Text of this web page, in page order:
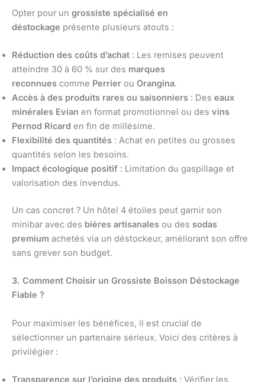
Opter pour un grossiste spécialisé en
déstockage présente plusieurs atouts :
Réduction des coûts d’achat : Les remises peuvent
atteindre 30 à 60 % sur des marques
reconnues comme Perrier ou Orangina.
Accès à des produits rares ou saisonniers : Des eaux
minérales Evian en format promotionnel ou des vins
Pernod Ricard en fin de millésime.
Flexibilité des quantités : Achat en petites ou grosses
quantités selon les besoins.
Impact écologique positif : Limitation du gaspillage et
valorisation des invendus.
Un cas concret ? Un hôtel 4 étoiles peut garnir son
minibar avec des bières artisanales ou des sodas
premium achetés via un déstockeur, améliorant son offre
sans grever son budget.
3. Comment Choisir un Grossiste Boisson Déstockage
Fiable ?
Pour maximiser les bénéfices, il est crucial de
sélectionner un partenaire sérieux. Voici des critères à
privilégier :
Transparence sur l’origine des produits : Vérifier les